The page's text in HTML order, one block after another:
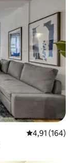
4,91 av 5 i
4,91 (164)